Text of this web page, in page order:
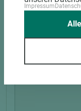
Impressum